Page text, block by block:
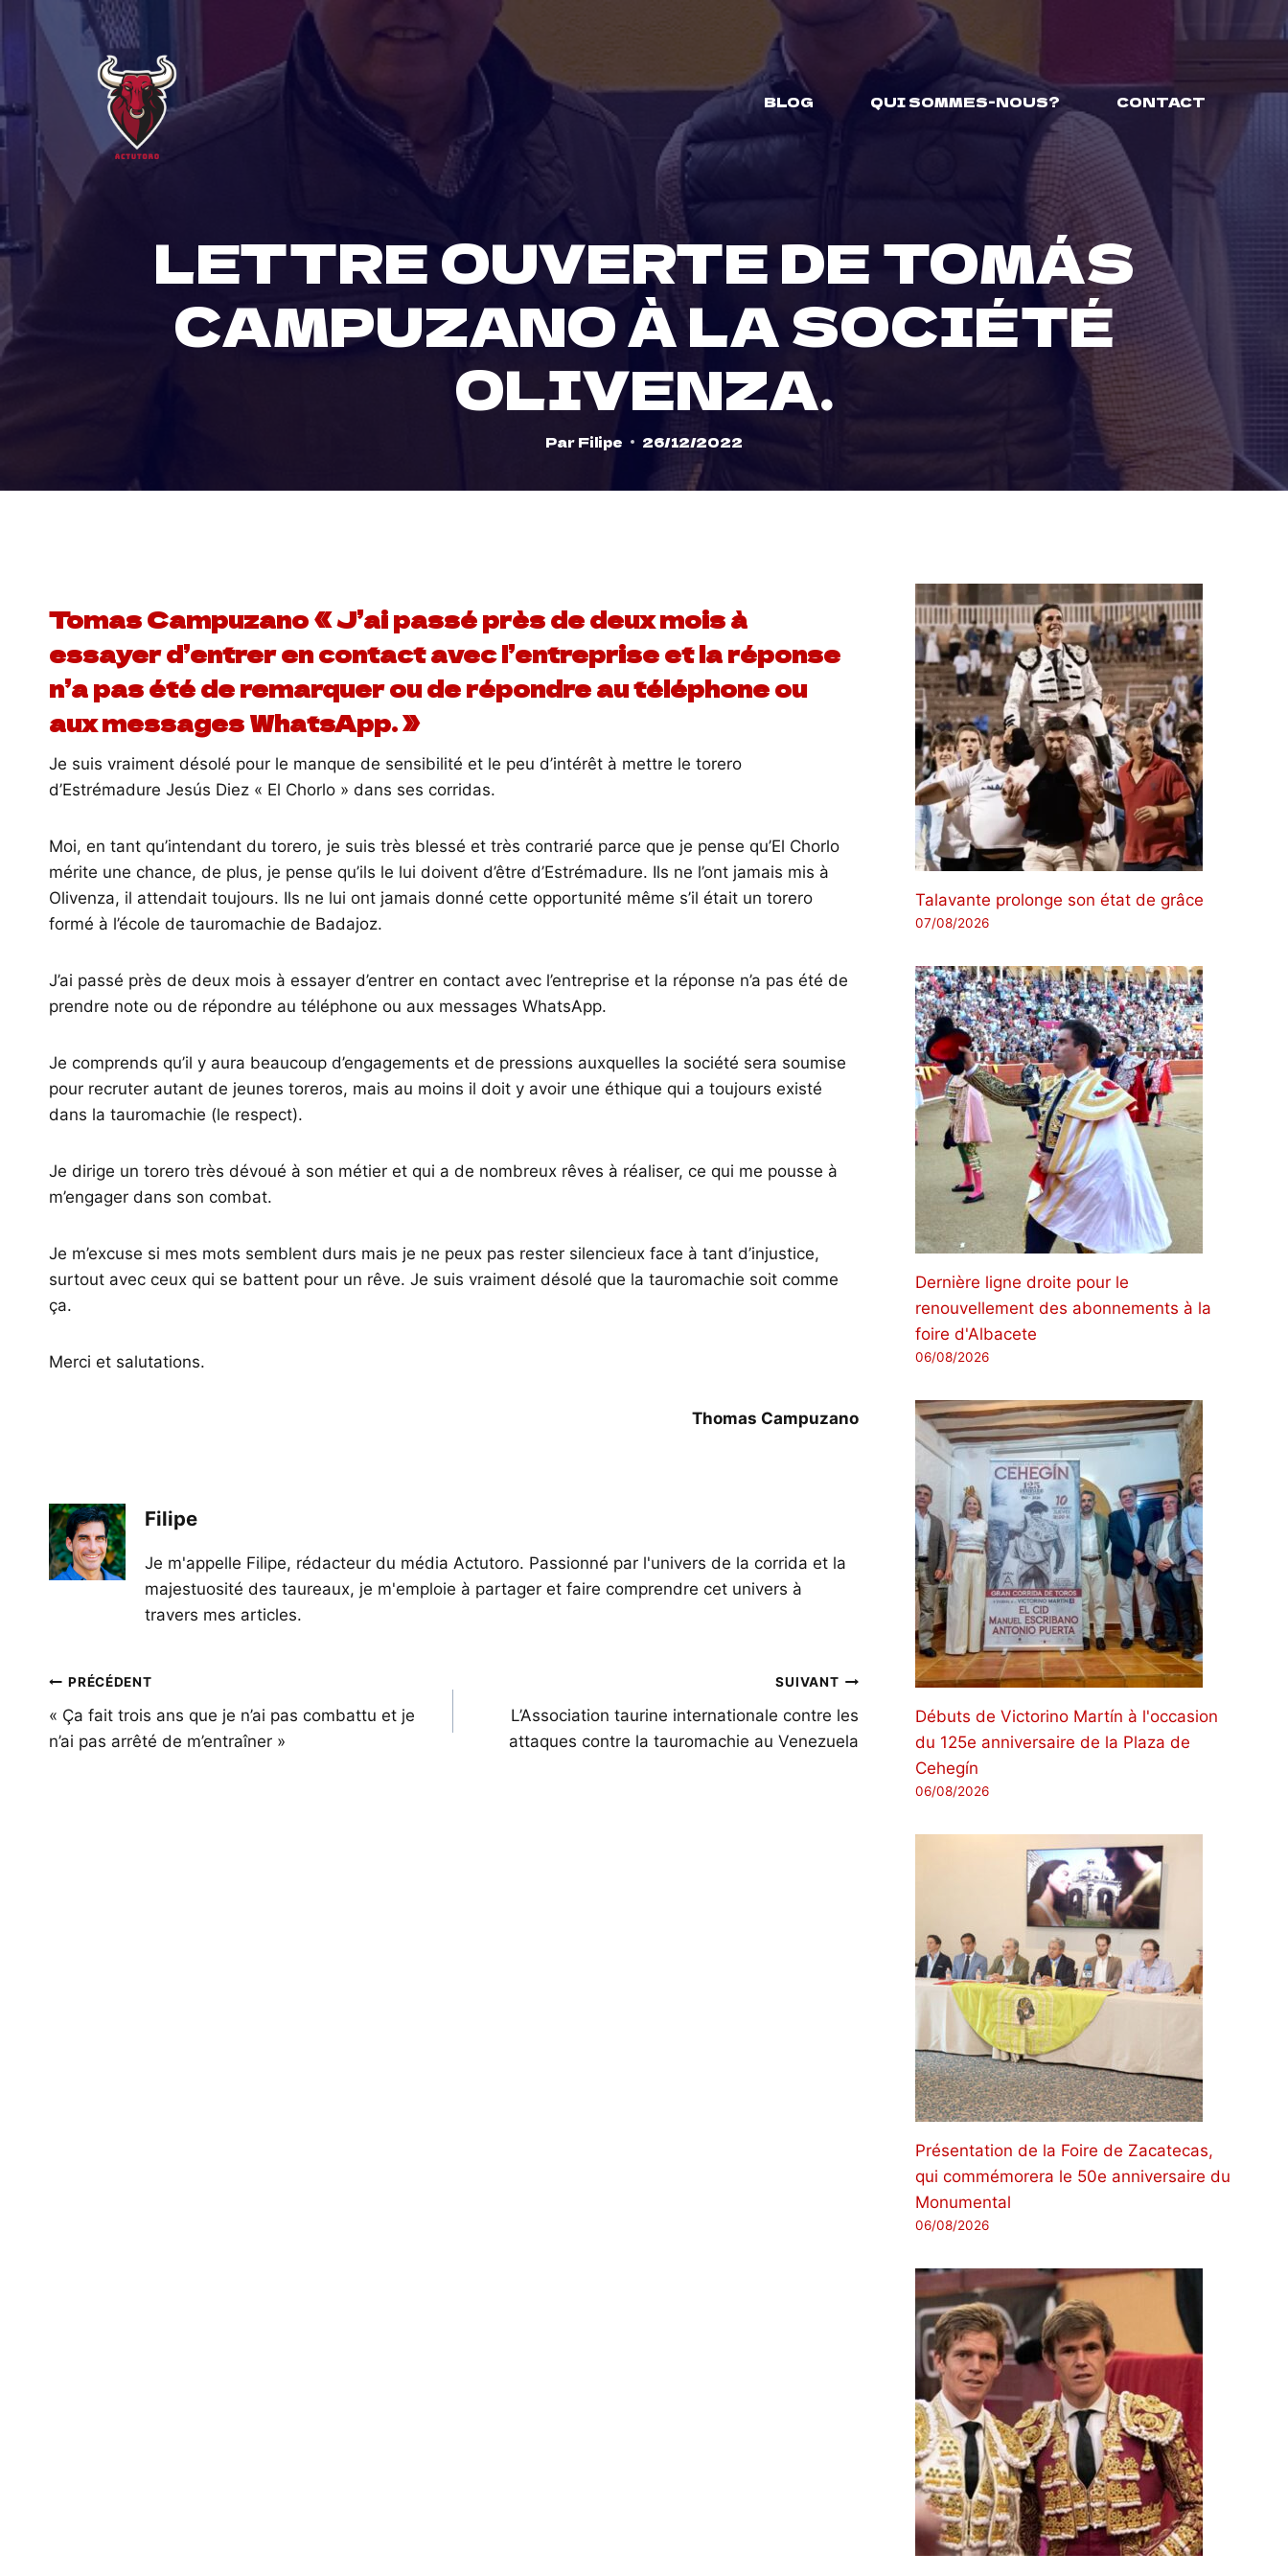
content
BLOG
QUI SOMMES-NOUS? CONTACT
LETTRE OUVERTE DE TOMÁS
CAMPUZANO À LA SOCIÉTÉ
OLIVENZA.
Par Filipe 26/12/2022
Tomas Campuzano « J’ai passé près de deux mois à
essayer d’entrer en contact avec l’entreprise et la réponse
n’a pas été de remarquer ou de répondre au téléphone ou
aux messages WhatsApp. »
Je suis vraiment désolé pour le manque de sensibilité et le peu d’intérêt à mettre le torero
d’Estrémadure Jesús Diez « El Chorlo » dans ses corridas.
Moi, en tant qu’intendant du torero, je suis très blessé et très contrarié parce que je pense qu’El Chorlo
mérite une chance, de plus, je pense qu’ils le lui doivent d’être d’Estrémadure. Ils ne l’ont jamais mis à
Olivenza, il attendait toujours. Ils ne lui ont jamais donné cette opportunité même s’il était un torero
formé à l’école de tauromachie de Badajoz.
J’ai passé près de deux mois à essayer d’entrer en contact avec l’entreprise et la réponse n’a pas été de
prendre note ou de répondre au téléphone ou aux messages WhatsApp.
Je comprends qu’il y aura beaucoup d’engagements et de pressions auxquelles la société sera soumise
pour recruter autant de jeunes toreros, mais au moins il doit y avoir une éthique qui a toujours existé
dans la tauromachie (le respect).
Je dirige un torero très dévoué à son métier et qui a de nombreux rêves à réaliser, ce qui me pousse à
m’engager dans son combat.
Je m’excuse si mes mots semblent durs mais je ne peux pas rester silencieux face à tant d’injustice,
surtout avec ceux qui se battent pour un rêve. Je suis vraiment désolé que la tauromachie soit comme
ça.
Merci et salutations.
Thomas Campuzano
Filipe
Je m'appelle Filipe, rédacteur du média Actutoro. Passionné par l'univers de la corrida et la
majestuosité des taureaux, je m'emploie à partager et faire comprendre cet univers à
travers mes articles.
Navigation
de
l’article
PRÉCÉDENT
« Ça fait trois ans que je n’ai pas combattu et je
n’ai pas arrêté de m’entraîner »
SUIVANT
L’Association taurine internationale contre les
attaques contre la tauromachie au Venezuela
Talavante prolonge son état de grâce
07/08/2026
Dernière ligne droite pour le
renouvellement des abonnements à la
foire d'Albacete
06/08/2026
Débuts de Victorino Martín à l'occasion
du 125e anniversaire de la Plaza de
Cehegín
06/08/2026
Présentation de la Foire de Zacatecas,
qui commémorera le 50e anniversaire du
Monumental
06/08/2026